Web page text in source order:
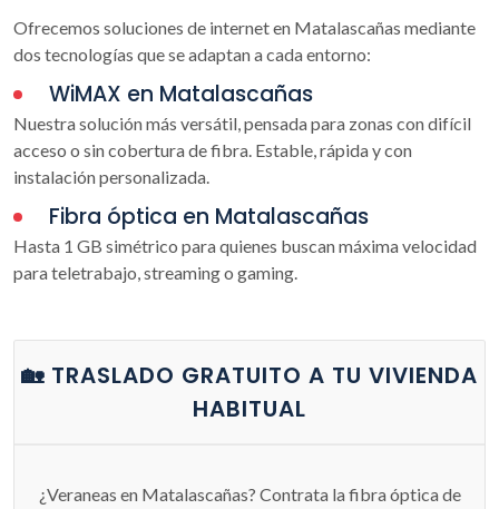
Ofrecemos soluciones de internet en Matalascañas mediante
dos tecnologías que se adaptan a cada entorno:
WiMAX en Matalascañas
Nuestra solución más versátil, pensada para zonas con difícil
acceso o sin cobertura de fibra. Estable, rápida y con
instalación personalizada.
Fibra óptica en Matalascañas
Hasta 1 GB simétrico para quienes buscan máxima velocidad
para teletrabajo, streaming o gaming.
🏡 TRASLADO GRATUITO A TU VIVIENDA
HABITUAL
¿Veraneas en Matalascañas? Contrata la fibra óptica de